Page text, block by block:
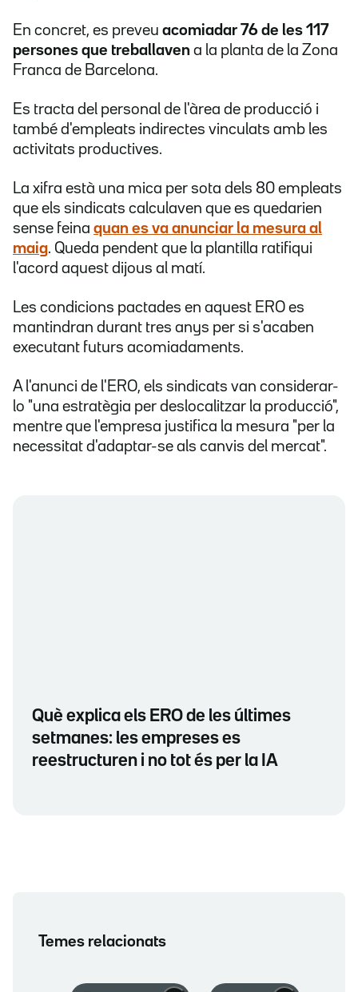
En concret, es preveu acomiadar 76 de les 117
persones que treballaven a la planta de la Zona
Franca de Barcelona.
Es tracta del personal de l'àrea de producció i
també d'empleats indirectes vinculats amb les
activitats productives.
La xifra està una mica per sota dels 80 empleats
que els sindicats calculaven que es quedarien
sense feina quan es va anunciar la mesura al
maig. Queda pendent que la plantilla ratifiqui
l'acord aquest dijous al matí.
Les condicions pactades en aquest ERO es
mantindran durant tres anys per si s'acaben
executant futurs acomiadaments.
A l'anunci de l'ERO, els sindicats van considerar-
lo "una estratègia per deslocalitzar la producció",
mentre que l'empresa justifica la mesura "per la
necessitat d'adaptar-se als canvis del mercat".
Què explica els ERO de les últimes
setmanes: les empreses es
reestructuren i no tot és per la IA
Temes relacionats